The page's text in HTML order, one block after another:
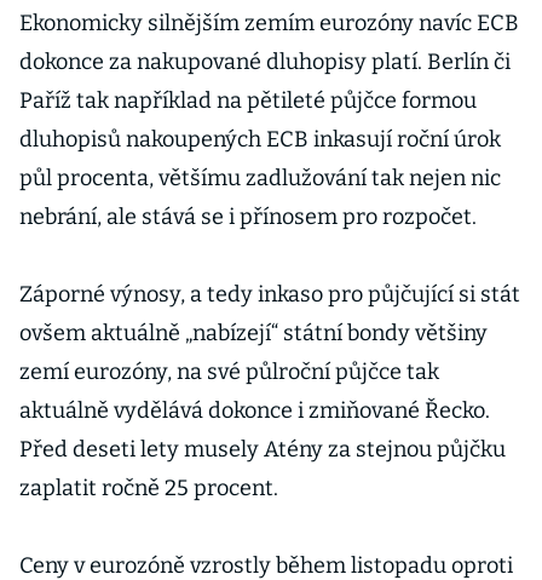
padají pomaleji
Ekonomicky silnějším zemím eurozóny navíc ECB
dokonce za nakupované dluhopisy platí. Berlín či
Paříž tak například na pětileté půjčce formou
dluhopisů nakoupených ECB inkasují roční úrok
půl procenta, většímu zadlužování tak nejen nic
nebrání, ale stává se i přínosem pro rozpočet.
Záporné výnosy, a tedy inkaso pro půjčující si stát
ovšem aktuálně „nabízejí“ státní bondy většiny
zemí eurozóny, na své půlroční půjčce tak
aktuálně vydělává dokonce i zmiňované Řecko.
Před deseti lety musely Atény za stejnou půjčku
zaplatit ročně 25 procent.
Ceny v eurozóně vzrostly během listopadu oproti